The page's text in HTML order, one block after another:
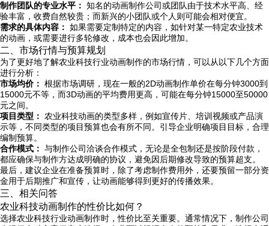
制作团队的专业水平： 知名的动画制作公司或团队由于技术水平高、经
验丰富，收费自然较贵；而新兴的小团队或个人则可能会相对便宜。
需求的具体内容： 如果需要定制特定的内容，如针对某一特定农业技术
的动画，或需要进行多轮修改，成本也会因此增加。
二、市场行情与预算规划
为了更好地了解农业科技行业动画制作的市场行情，可以从以下几个方面
进行分析：
市场均价： 根据市场调研，现在一般的2D动画制作单价在每分钟3000到
15000元不等，而3D动画的平均费用更高，可能在每分钟15000至50000
元之间。
项目类型： 农业科技动画的类型多样，例如宣传片、培训视频或产品演
示等，不同类型的项目预算也会有所不同。引导企业明确项目目标，合理
编制预算。
合作模式： 与制作公司洽谈合作模式，无论是全包制还是按阶段付款，
都应确保与制作方达成明确的协议，避免因后期修改导致的预算超支。
最后，建议企业在准备预算时，除了考虑制作费用外，还要预留一部分资
金用于后期推广和宣传，让动画能够得到更好的传播效果。
三、相关问答
农业科技动画制作的性价比如何？
选择农业科技行业动画制作时，性价比至关重要。通常情况下，制作公司